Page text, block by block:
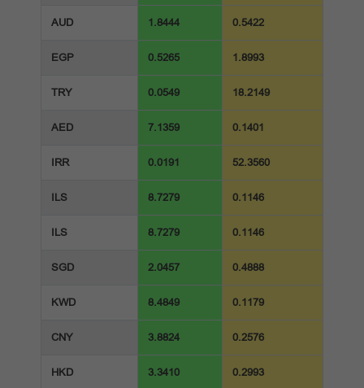
AUD 1.8444 0.5422
EGP 0.5265 1.8993
TRY 0.0549 18.2149
AED 7.1359 0.1401
IRR 0.0191 52.3560
ILS 8.7279 0.1146
ILS 8.7279 0.1146
SGD 2.0457 0.4888
KWD 8.4849 0.1179
CNY 3.8824 0.2576
HKD 3.3410 0.2993